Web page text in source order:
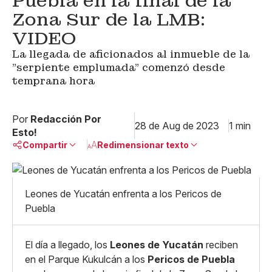
Zona Sur de la LMB:
VIDEO
La llegada de aficionados al inmueble de la
"serpiente emplumada" comenzó desde
temprana hora
Por Redacción Por
Esto!
28 de Aug de 2023 1 min
Compartir
Facebook
X
Copiar enlace
Redimensionar texto
Mediano
Leones de Yucatán enfrenta a los Pericos de
Puebla
El día a llegado, los Leones de Yucatán reciben
en el Parque Kukulcán a los Pericos de Puebla